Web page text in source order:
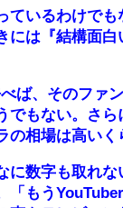
ているわけで
には『結構面
ば、そのファ
でもない。さ
相場は高いく
に数字も取れ
「もう